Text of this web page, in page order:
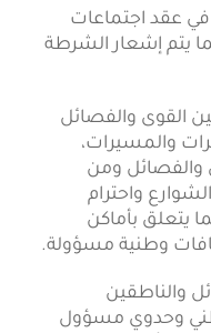
في عقد اجتماعات
يتم إشعار الشرطة
القوى والفصائل
والمسيرات،
والفصائل ومن
واحترام
يتعلق بأماكن
وطنية مسؤولة.
والناطقين
وحدوي مسؤول